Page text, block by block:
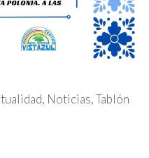
, Noticias,Tablón